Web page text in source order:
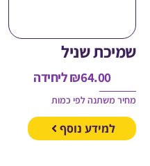
שניל
₪ליחידה
לפי כמות
נוסף